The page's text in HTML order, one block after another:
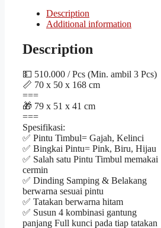
Description
Additional information
Description
💵 510.000 / Pcs (Min. ambil 3 Pcs)
📏 70 x 50 x 168 cm
===
🎁 79 x 51 x 41 cm
===
Spesifikasi:
✅ Pintu Timbul= Gajah, Kelinci
✅ Bingkai Pintu= Pink, Biru, Hijau
✅ Salah satu Pintu Timbul memakai
cermin
✅ Dinding Samping & Belakang
berwarna sesuai pintu
✅ Tatakan berwarna hitam
✅ Susun 4 kombinasi gantung
panjang Full kunci pada tiap tatakan